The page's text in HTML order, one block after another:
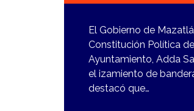
El Gobierno de
Constitución Política
Ayuntamiento, Adda
el izamiento de
destacó que…